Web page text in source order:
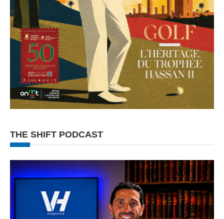
THE SHIFT PODCAST